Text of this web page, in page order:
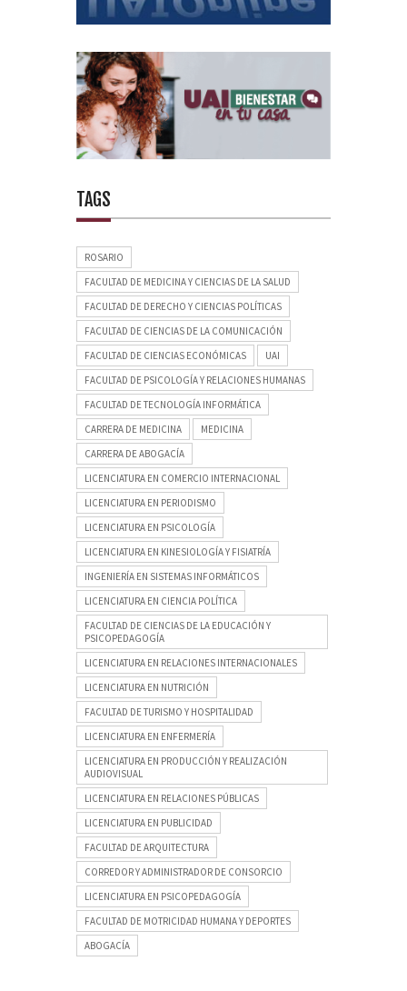
TAGS
ROSARIO
FACULTAD DE MEDICINA Y CIENCIAS DE LA SALUD
FACULTAD DE DERECHO Y CIENCIAS POLÍTICAS
FACULTAD DE CIENCIAS DE LA COMUNICACIÓN
FACULTAD DE CIENCIAS ECONÓMICAS
UAI
FACULTAD DE PSICOLOGÍA Y RELACIONES HUMANAS
FACULTAD DE TECNOLOGÍA INFORMÁTICA
CARRERA DE MEDICINA
MEDICINA
CARRERA DE ABOGACÍA
LICENCIATURA EN COMERCIO INTERNACIONAL
LICENCIATURA EN PERIODISMO
LICENCIATURA EN PSICOLOGÍA
LICENCIATURA EN KINESIOLOGÍA Y FISIATRÍA
INGENIERÍA EN SISTEMAS INFORMÁTICOS
LICENCIATURA EN CIENCIA POLÍTICA
FACULTAD DE CIENCIAS DE LA EDUCACIÓN Y
PSICOPEDAGOGÍA
LICENCIATURA EN RELACIONES INTERNACIONALES
LICENCIATURA EN NUTRICIÓN
FACULTAD DE TURISMO Y HOSPITALIDAD
LICENCIATURA EN ENFERMERÍA
LICENCIATURA EN PRODUCCIÓN Y REALIZACIÓN
AUDIOVISUAL
LICENCIATURA EN RELACIONES PÚBLICAS
LICENCIATURA EN PUBLICIDAD
FACULTAD DE ARQUITECTURA
CORREDOR Y ADMINISTRADOR DE CONSORCIO
LICENCIATURA EN PSICOPEDAGOGÍA
FACULTAD DE MOTRICIDAD HUMANA Y DEPORTES
ABOGACÍA